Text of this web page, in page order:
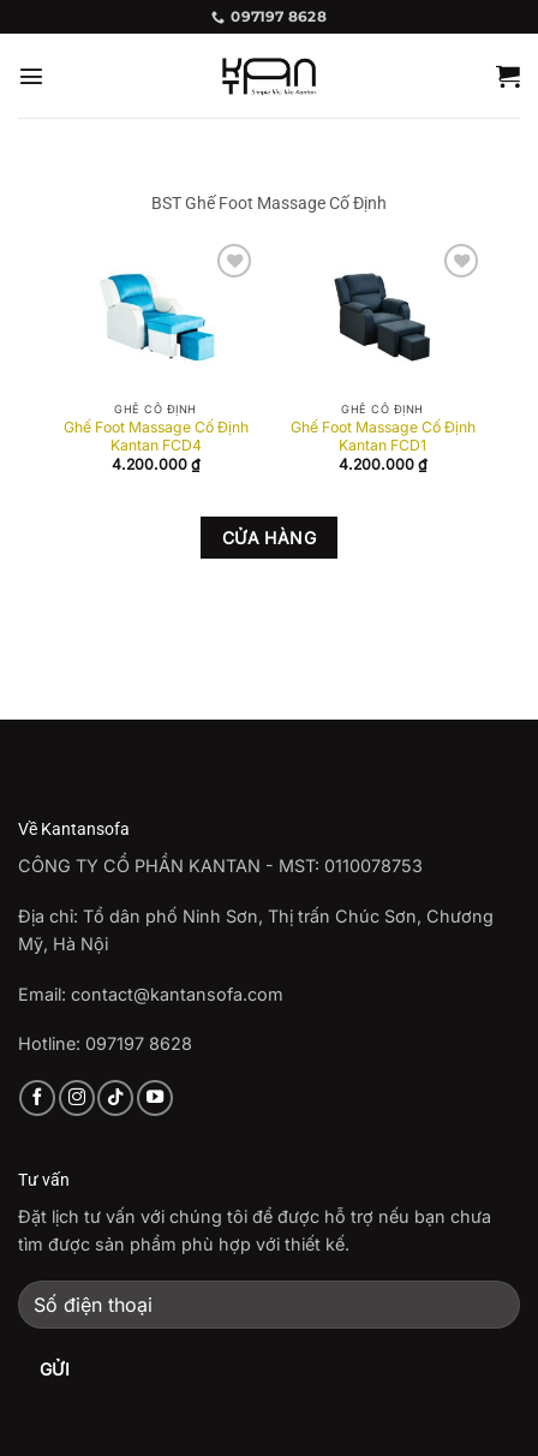
qua
nội
097197 8628
BST Ghế Foot Massage Cố Định
GHẾ CỐ ĐỊNH
Ghế Foot Massage Cố Định
Kantan FCD4
4.200.000 ₫
GHẾ CỐ ĐỊNH
Ghế Foot Massage Cố Định
Kantan FCD1
4.200.000 ₫
CỬA HÀNG
Về Kantansofa
CÔNG TY CỔ PHẦN KANTAN - MST: 0110078753
Địa chỉ: Tổ dân phố Ninh Sơn, Thị trấn Chúc Sơn, Chương
Mỹ, Hà Nội
Email: contact@kantansofa.com
Hotline: 097197 8628
Tư vấn
Đặt lịch tư vấn với chúng tôi để được hỗ trợ nếu bạn chưa
tìm được sản phẩm phù hợp với thiết kế.